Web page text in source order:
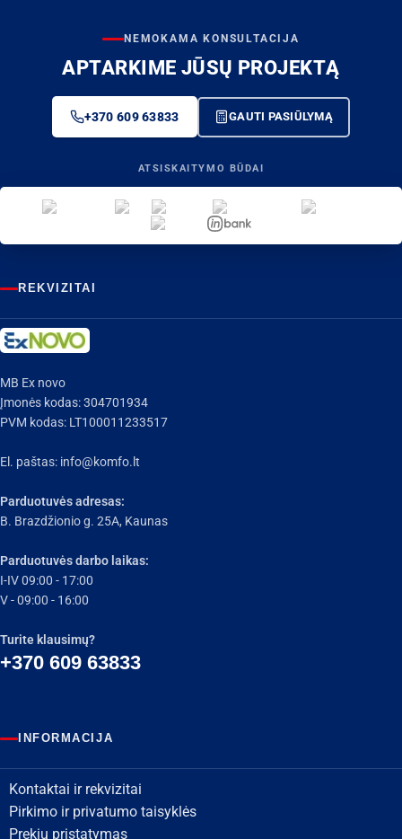
NEMOKAMA KONSULTACIJA
APTARKIME JŪSŲ PROJEKTĄ
+370 609 63833 GAUTI PASIŪLYMĄ
ATSISKAITYMO BŪDAI
REKVIZITAI
MB Ex novo
Įmonės kodas: 304701934
PVM kodas: LT100011233517
El. paštas: info@komfo.lt
Parduotuvės adresas:
B. Brazdžionio g. 25A, Kaunas
Parduotuvės darbo laikas:
I-IV 09:00 - 17:00
V - 09:00 - 16:00
Turite klausimų?
+370 609 63833
INFORMACIJA
Kontaktai ir rekvizitai
Pirkimo ir privatumo taisyklės
Prekių pristatymas